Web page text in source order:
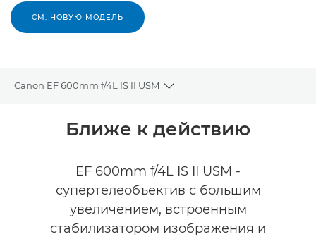
СМ. НОВУЮ МОДЕЛЬ
Canon EF 600mm f/4L IS II USM
Toggle breadcrumbs
Общая информацияБлиже к действию
EF 600mm f/4L IS II USM -
супертелеобъектив с большим
увеличением, встроенным
стабилизатором изображения и